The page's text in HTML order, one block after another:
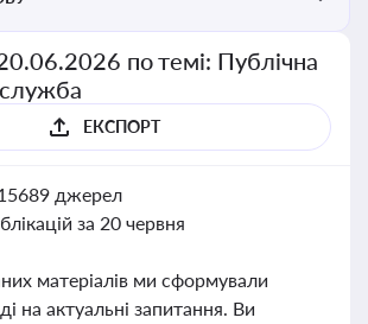
по темі: Публічна
ЕКСПОРТ
джерел
за 20 червня
матеріалів ми сформували
на актуальні запитання. Ви